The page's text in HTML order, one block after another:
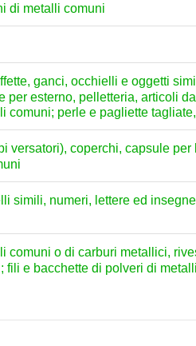
di metalli comuni
ganci, occhielli e oggetti
esterno, pelletteria, articoli
comuni; perle e pagliette
versatori), coperchi, capsule
simili, numeri, lettere ed
o di carburi metallici,
e bacchette di polveri di